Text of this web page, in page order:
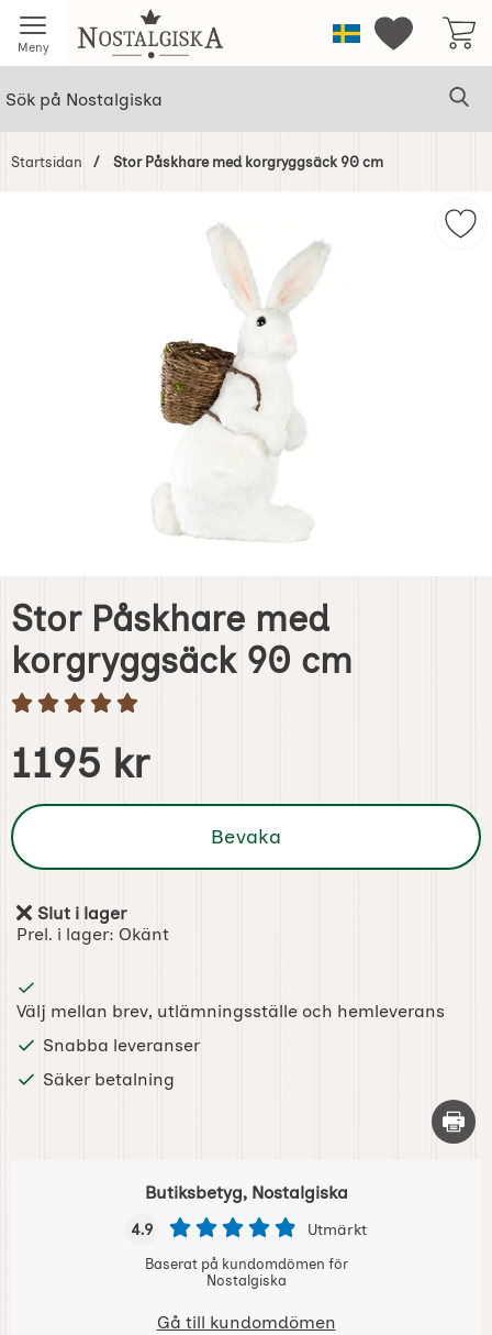
Meny Startsidan för NostalgiskaSverigeMina
Startsidan Stor Påskhare med korgryggsäck 90 cm
Stor Påskhare med
korgryggsäck 90 cm
Handla denna produkt Stor Påskhare med korgryggsäck
pris
1195 kr
Bevaka
Tillgänglighet:
Slut i lager
Prel. i lager: Okänt
Välj mellan brev, utlämningsställe och hemleverans
Snabba leveranser
Säker betalning
Skriv
Butiksbetyg, Nostalgiska
4.9 Utmärkt
Baserat på kundomdömen för
Nostalgiska
Gå till kundomdömen